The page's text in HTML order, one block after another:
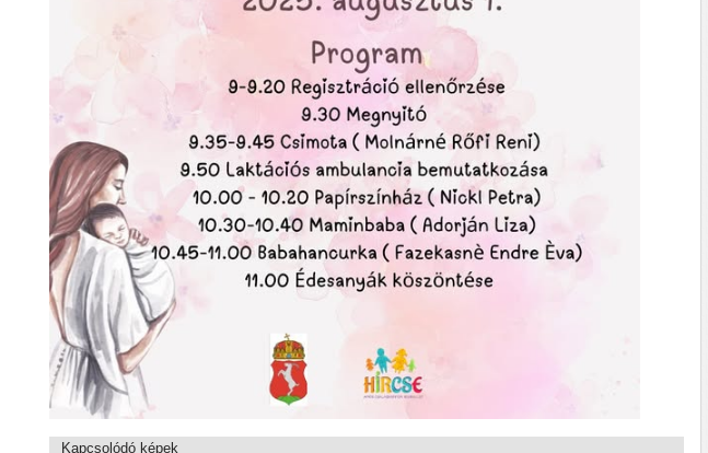
Kapcsolódó képek